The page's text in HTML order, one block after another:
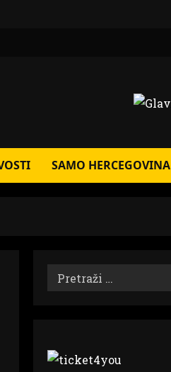
SAMO HERCEGOVINA
Pretraži: